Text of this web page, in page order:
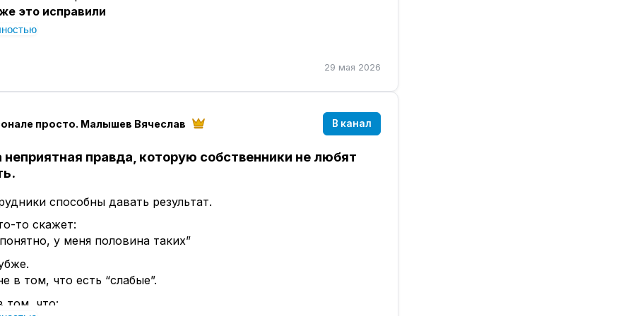
это исправили
вот что.
убирать. Тут же в голову приходят "спасительные" мысли:
чуть дожать”
не сейчас, у меня столько задач"
месяц.
переносятся
29 мая 2026
просто. Малышев Вячеслав В канал
неприятная правда, которую собственники не любят
способны давать результат.
то скажет:
у меня половина таких”
в том, что есть “слабые”.
том, что: